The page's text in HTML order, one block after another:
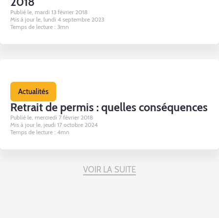
Publié le, mardi 13 février 2018
Mis à jour le, lundi 4 septembre 2023
Temps de lecture : 3mn
Actualités
Retrait de permis : quelles conséquences
Publié le, mercredi 7 février 2018
Mis à jour le, jeudi 17 octobre 2024
Temps de lecture : 4mn
VOIR LA SUITE